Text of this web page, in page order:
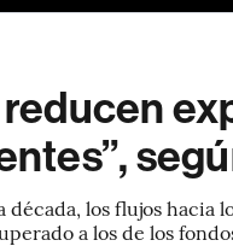
década, los flujos
a los de los